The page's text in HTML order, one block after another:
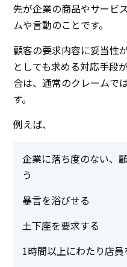
先が企業の商品やサービ
ムや言動のことです。
顧客の要求内容に妥当性
としても求める対応手段
合は、通常のクレームで
す。
例えば、
企業に落ち度のない、
う
暴言を浴びせる
土下座を要求する
1時間以上にわたり店員